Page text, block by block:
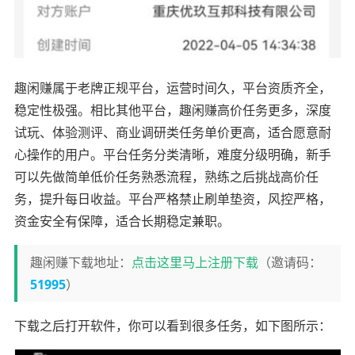
趣闲赚属于老牌正规平台，运营时间久，平台资质齐全，
稳定性极强。相比其他平台，趣闲赚高价任务更多，深度
试玩、体验测评、商业调研类任务单价更高，适合愿意耐
心操作的用户。平台任务分类清晰，难度分级明确，新手
可以先做简单低价任务熟悉流程，熟练之后挑战高价任
务，提升每日收益。平台严格禁止刷单垫资，风控严格，
资金安全有保障，适合长期稳定兼职。
趣闲赚下载地址： 点击这里马上注册下载（邀请码：
51995）
下载之后打开软件，你可以看到很多任务，如下图所示：